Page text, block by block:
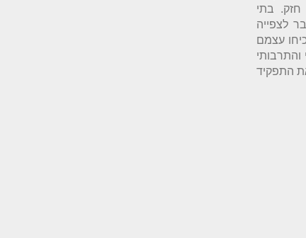
חזק. בתי
לצפייה
עצמם
והתרבותי
התפקיד